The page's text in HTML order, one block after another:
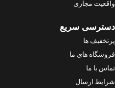
واقعیت مجازی
دسترسی سریع
پرتخفیف ها
فروشگاه های ما
تماس با ما
شرایط ارسال